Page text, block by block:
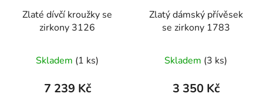
Zlaté dívčí kroužky se
zirkony 3126
hodnocení
produktu
Skladem (1 ks)
7 239 Kč
Zlatý dámský přívěsek
se zirkony 1783
Skladem (3 ks)
3 350 Kč